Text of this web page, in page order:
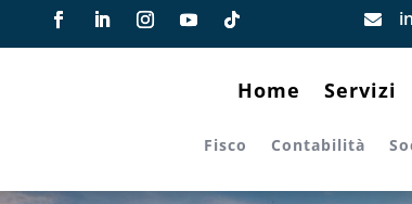

Home Servizi
Fisco Contabilità